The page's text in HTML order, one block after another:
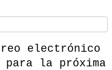
electrónico
para la próxima